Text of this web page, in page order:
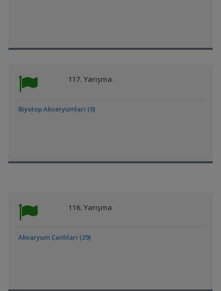
117. Yarışma
Biyotop Akvaryumları (0)
116. Yarışma
Akvaryum Canlıları (29)